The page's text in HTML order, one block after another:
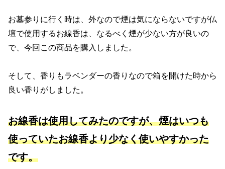
お墓参りに行く時は、外なので煙は気にならないですが仏
壇で使用するお線香は、なるべく煙が少ない方が良いの
で、今回この商品を購入しました。
そして、香りもラベンダーの香りなので箱を開けた時から
良い香りがしました。
お線香は使用してみたのですが、煙はいつも
使っていたお線香より少なく使いやすかった
です。